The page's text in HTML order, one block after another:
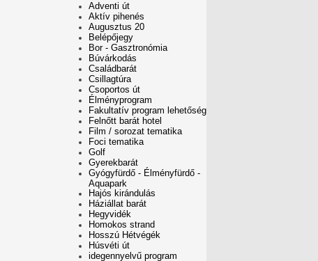
Adventi út
Aktív pihenés
Augusztus 20
Belépőjegy
Bor - Gasztronómia
Búvárkodás
Családbarát
Csillagtúra
Csoportos út
Élményprogram
Fakultatív program lehetőség
Felnőtt barát hotel
Film / sorozat tematika
Foci tematika
Golf
Gyerekbarát
Gyógyfürdő - Élményfürdő -
Aquapark
Hajós kirándulás
Háziállat barát
Hegyvidék
Homokos strand
Hosszú Hétvégék
Húsvéti út
idegennyelvű program